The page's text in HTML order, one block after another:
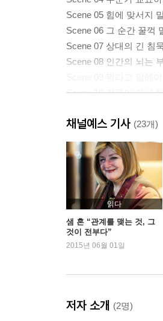
Scene 05 힘에 맞서지
Scene 06 그 순간 꿀꺽
Scene 07 상대의 긴 침
Scene 08 인간의 뇌는
Scene 10 잘못이 아닌
Scene 12 우선 막다른
2부 하지 말아야 할 말,
Scene 13 대화를 말싸
Scene 14 대화를 논쟁
Scene 15 사후 약방문
Scene 16 남의 잘못을
Scene 17 명령을 부탁
Scene 18 질문을 통해
Scene 22 긍정적인 표현
채널예스 기사 (23개)
읽다
샘 혼 “관계를 맺는 것, 그
것이 전부다”
2015년 06월 01일
저자 소개 (2명)